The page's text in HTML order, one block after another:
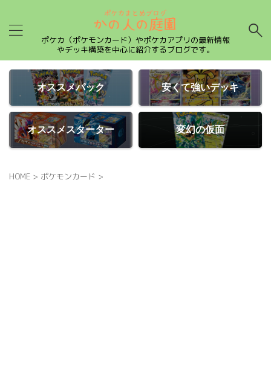
ポケカ（ポケモンカード）やポケカアプリの最新情報
やデッキ構築を中心に紹介するブログです。
オススメパック 安くて強いデッキ
オススメスターター 変幻の仮面
HOME > ポケモンカード >